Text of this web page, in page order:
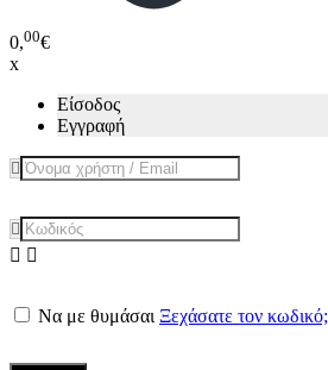
0,00€
x
Είσοδος
Εγγραφή
Να με θυμάσαι Ξεχάσατε τον κωδικό;